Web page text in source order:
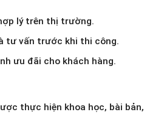
lý trên thị trường.
tư vấn trước khi thi công.
ưu đãi cho khách hàng.
thực hiện khoa học, bài bản,